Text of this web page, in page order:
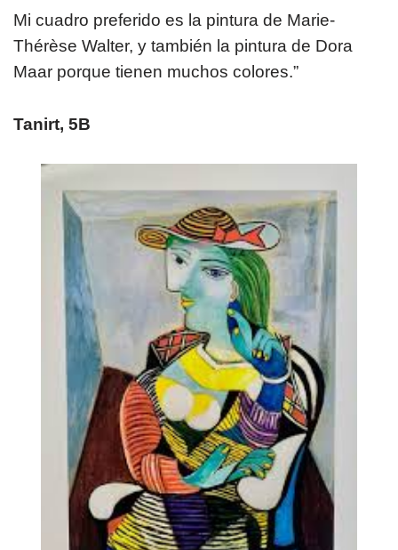
Mi cuadro preferido es la pintura de Marie-
Thérèse Walter, y también la pintura de Dora
Maar porque tienen muchos colores.”
Tanirt, 5B